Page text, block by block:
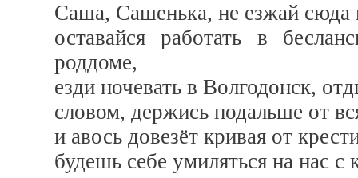
Саша, Сашенька, не езжай сюда
оставайся работать в
роддоме,
езди ночевать в Волгодонск,
словом, держись подальше от
и авось довезёт кривая от
будешь себе умиляться на нас с